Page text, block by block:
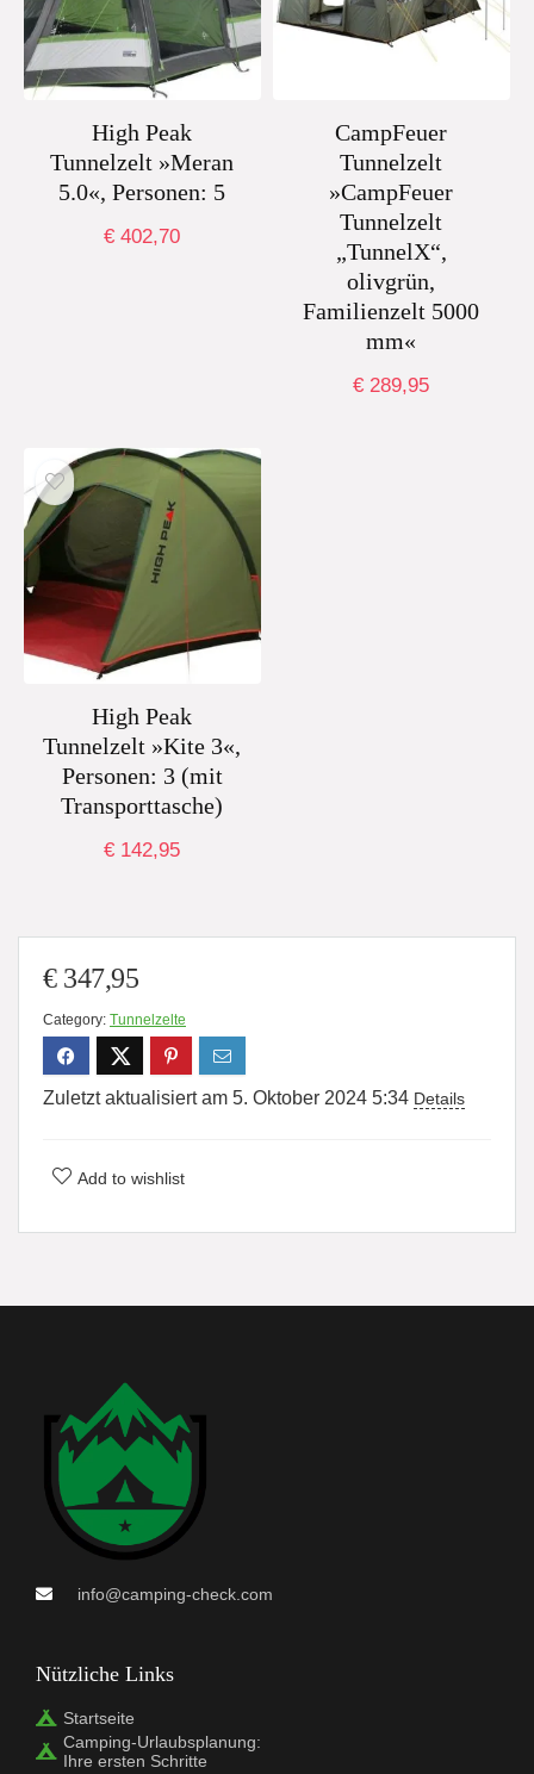
High Peak
Tunnelzelt »Meran
5.0«, Personen: 5
€ 402,70
CampFeuer
Tunnelzelt
»CampFeuer
Tunnelzelt
„TunnelX“,
olivgrün,
Familienzelt 5000
mm«
€ 289,95
High Peak
Tunnelzelt »Kite 3«,
Personen: 3 (mit
Transporttasche)
€ 142,95
€347,95
Category: Tunnelzelte
Zuletzt aktualisiert am 5. Oktober 2024 5:34 Details
Add to wishlist
info@camping-check.com
Nützliche Links
Startseite
Camping-Urlaubsplanung:
Ihre ersten Schritte